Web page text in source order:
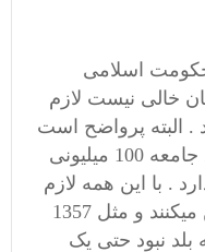
اسلامی
خالی نیست لازم
. البته پرواضح است
این پیرمرد پهلوی نه عرضه دارد جامعه 100 میلیونی
. با این همه لازم
باشد همین را توی بشعاب تزئین میکنند و مثل 1357
بلد نبود حتی یک